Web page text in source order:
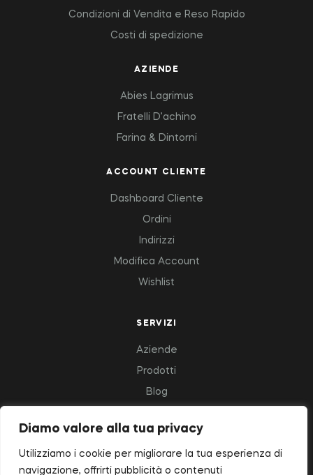
Diamo valore alla tua privacy
Utilizziamo i cookie per migliorare la tua esperienza di
navigazione, offrirti pubblicità o contenuti
Condizioni di Vendita e Reso Rapido
Costi di spedizione
AZIENDE
Abies Lagrimus
Fratelli D’achino
Farina & Dintorni
ACCOUNT CLIENTE
Dashboard Cliente
Ordini
Indirizzi
Modifica Account
Wishlist
SERVIZI
Aziende
Prodotti
Blog
Copyright © 2023 Deluxfood – All Rights Reserved.